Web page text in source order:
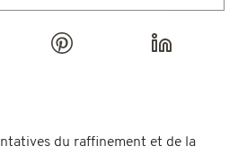
du raffinement et de la